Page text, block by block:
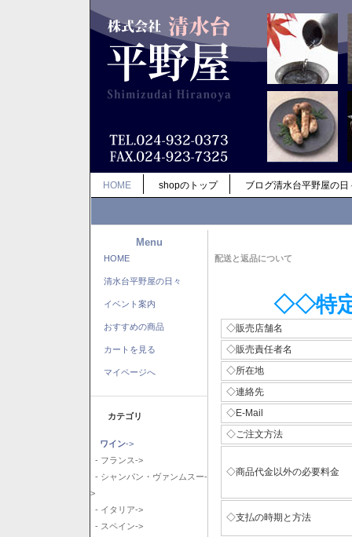
HOME shopのトップ ブログ清水台平野屋の日
Menu
HOME
清水台平野屋の日々
イベント案内
おすすめの商品
カートを見る
マイページへ
カテゴリ
ワイン->
- フランス->
- シャンパン・ヴァンムスー-
>
- イタリア->
- スペイン->
配送と返品について
◇◇特
◇販売店舗名
◇販売責任者名
◇所在地
◇連絡先
◇E-Mail
◇ご注文方法
◇商品代金以外の必要料金
◇支払の時期と方法